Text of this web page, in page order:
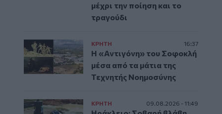
μέχρι την ποίηση και το
τραγούδι
ΚΡΗΤΗ 16:37
Η «Αντιγόνη» του Σοφοκλή
μέσα από τα μάτια της
Τεχνητής Νοημοσύνης
ΚΡΗΤΗ 09.08.2026 - 11:49